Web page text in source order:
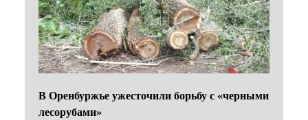
В Оренбуржье ужесточили борьбу с «черными
лесорубами»